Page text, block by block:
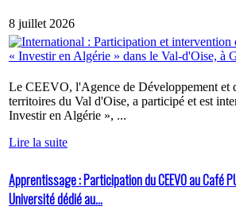
8 juillet 2026
Le CEEVO, l'Agence de Développement et
territoires du Val d'Oise, a participé et est
Investir en Algérie », ...
Lire la suite
Apprentissage : Participation du CEEVO au Café
Université dédié au...